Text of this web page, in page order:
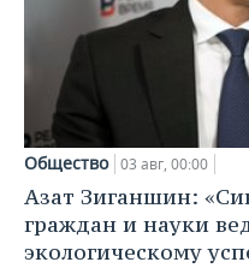
Общество 03 авг, 00:00
Азат Зиганшин:
граждан и науки
экологическому